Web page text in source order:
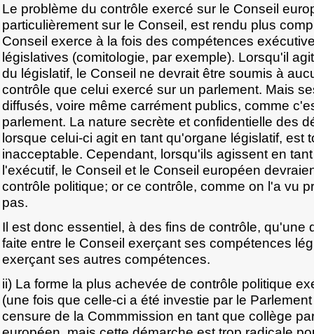
Le problème du contrôle exercé sur le Conseil
particulièrement sur le Conseil, est rendu plus
Conseil exerce à la fois des compétences
législatives (comitologie, par exemple). Lorsqu'il
du législatif, le Conseil ne devrait être soumis à
contrôle que celui exercé sur un parlement. Mais
diffusés, voire même carrément publics, comme
parlement. La nature secrète et confidentielle des
lorsque celui-ci agit en tant qu'organe législatif, est
inacceptable. Cependant, lorsqu'ils agissent en
l'exécutif, le Conseil et le Conseil européen
contrôle politique; or ce contrôle, comme on l'a vu
pas.
Il est donc essentiel, à des fins de contrôle, qu'une
faite entre le Conseil exerçant ses compétences
exerçant ses autres compétences.
ii) La forme la plus achevée de contrôle politique
(une fois que celle-ci a été investie par le
censure de la Commmission en tant que collège